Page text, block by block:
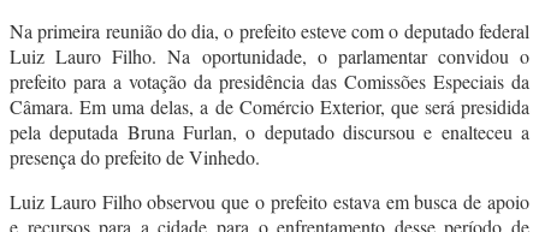
Na primeira reunião do dia, o prefeito esteve com o deputado federal
Luiz Lauro Filho. Na oportunidade, o parlamentar convidou o
prefeito para a votação da presidência das Comissões Especiais da
Câmara. Em uma delas, a de Comércio Exterior, que será presidida
pela deputada Bruna Furlan, o deputado discursou e enalteceu a
presença do prefeito de Vinhedo.
Luiz Lauro Filho observou que o prefeito estava em busca de apoio
e recursos para a cidade para o enfrentamento desse período de